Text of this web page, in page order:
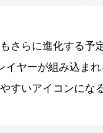
さらに進化する予
イヤーが組み込ま
すいアイコンにな